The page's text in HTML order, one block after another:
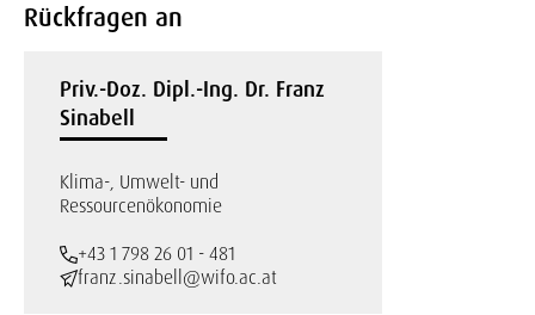
Rückfragen an
Priv.-Doz. Dipl.-Ing. Dr. Franz
Sinabell
Klima-, Umwelt- und
Ressourcenökonomie
+43 1 798 26 01 - 481
franz.sinabell@wifo.ac.at